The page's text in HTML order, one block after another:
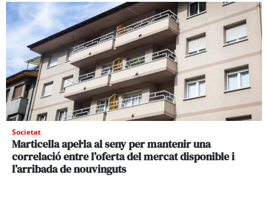
Societat
Marticella apel·la al seny per mantenir una
correlació entre l’oferta del mercat disponible i
l’arribada de nouvinguts